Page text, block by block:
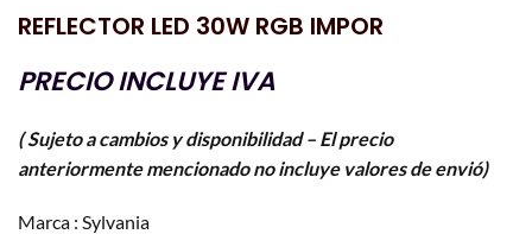
REFLECTOR LED 30W RGB IMPOR
PRECIO INCLUYE IVA
( Sujeto a cambios y disponibilidad – El precio
anteriormente mencionado no incluye valores de envió)
Marca : Sylvania